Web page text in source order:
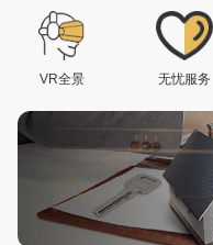
VR全景 无忧服务